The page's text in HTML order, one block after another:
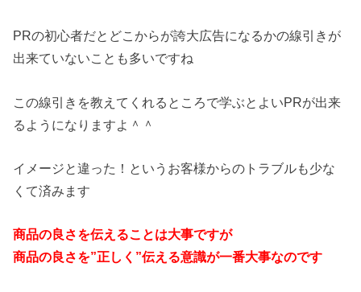
PRの初心者だとどこからが誇大広告になるかの線引きが
出来ていないことも多いですね
この線引きを教えてくれるところで学ぶとよいPRが出来
るようになりますよ＾＾
イメージと違った！ というお客様からのトラブルも少な
くて済みます
商品の良さを伝えることは大事ですが
商品の良さを”正しく”伝える意識が一番大事なのです